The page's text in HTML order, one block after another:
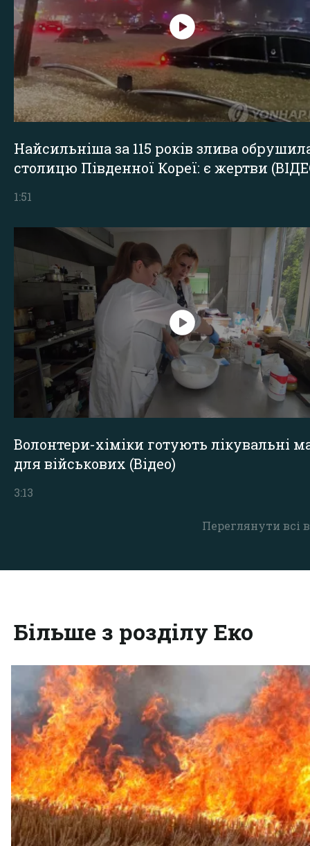
Переглянути всі
Найсильніша за 115 років злива
столицю Південної Кореї: є жертви
1:51
Волонтери-хіміки готують лікувальні
для військових (Відео)
3:13
Більше з розділу Еко